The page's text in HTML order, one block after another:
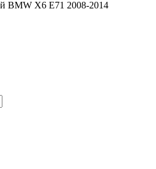
BMW X6 E71 2008-2014